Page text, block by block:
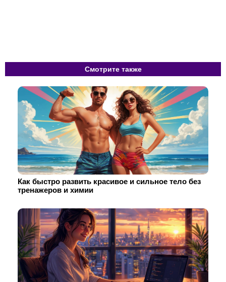
Смотрите также
Как быстро развить красивое и сильное тело без
тренажеров и химии